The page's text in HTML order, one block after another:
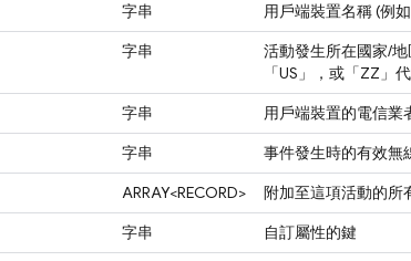
字串
用戶端裝置名稱 (例
字串
活動發生所在國家/
「US」，或「ZZ」
字串
用戶端裝置的電信業
字串
事件發生時的有效無
ARRAY<RECORD>
附加至這項活動的所
字串
自訂屬性的鍵